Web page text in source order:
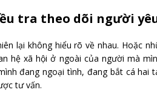
tra theo dõi người
lại không hiểu rõ về nhau. Hoặc
hệ xã hội ở ngoài của người mà
đang ngoại tình, đang bắt cá hai
tư vấn.